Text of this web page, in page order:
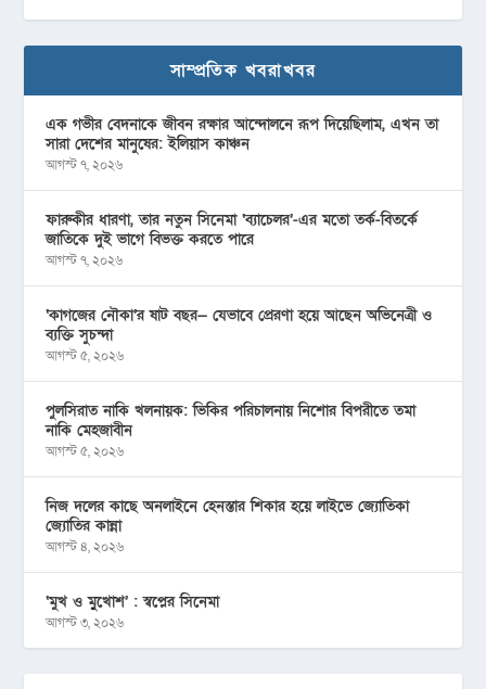
সাম্প্রতিক খবরাখবর
এক গভীর বেদনাকে জীবন রক্ষার আন্দোলনে রূপ দিয়েছিলাম, এখন তা
সারা দেশের মানুষের: ইলিয়াস কাঞ্চন
আগস্ট ৭, ২০২৬
ফারুকীর ধারণা, তার নতুন সিনেমা ‘ব্যাচেলর’-এর মতো তর্ক-বিতর্কে
জাতিকে দুই ভাগে বিভক্ত করতে পারে
আগস্ট ৭, ২০২৬
‘কাগজের নৌকা’র ষাট বছর— যেভাবে প্রেরণা হয়ে আছেন অভিনেত্রী ও
ব্যক্তি সুচন্দা
আগস্ট ৫, ২০২৬
পুলসিরাত নাকি খলনায়ক: ভিকির পরিচালনায় নিশোর বিপরীতে তমা
নাকি মেহজাবীন
আগস্ট ৫, ২০২৬
নিজ দলের কাছে অনলাইনে হেনস্তার শিকার হয়ে লাইভে জ্যোতিকা
জ্যোতির কান্না
আগস্ট ৪, ২০২৬
‘মুখ ও মু্খোশ’ : স্বপ্নের সিনেমা
আগস্ট ৩, ২০২৬